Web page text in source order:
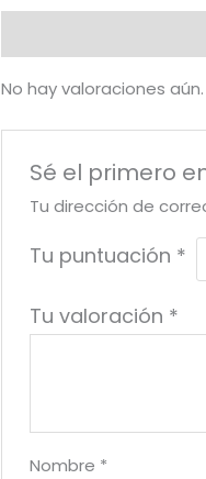
No hay valoraciones aún.
Sé el primero
Tu dirección de
Tu puntuación *
Tu valoración *
Nombre *